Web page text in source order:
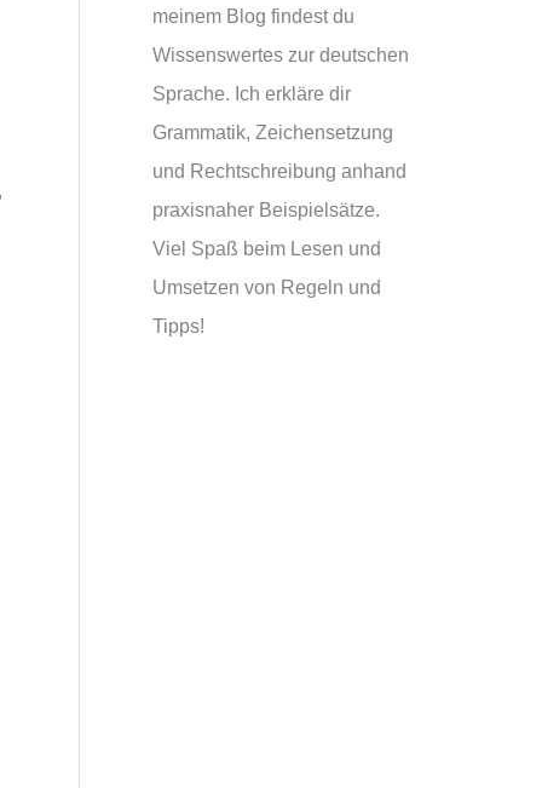
meinem Blog findest du
Wissenswertes zur deutschen
Sprache. Ich erkläre dir
Grammatik, Zeichensetzung
und Rechtschreibung anhand
praxisnaher Beispielsätze.
Viel Spaß beim Lesen und
Umsetzen von Regeln und
Tipps!